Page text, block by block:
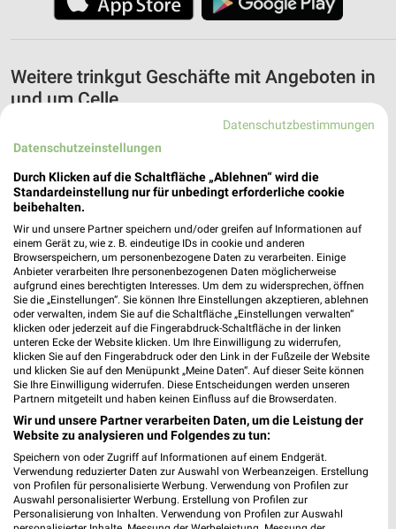
Weitere trinkgut Geschäfte mit Angeboten in
und um Celle
trinkgut Angebote in Hambühren
Hambühren, Deutschland
231,85 km
trinkgut Angebote in Lehrte
Lehrte, Deutschland
230,07 km
trinkgut Angebote in Hannover
Hannover, Deutschland
241,66 km
Datenschutzbestimmungen
Datenschutzeinstellungen
Durch Klicken auf die Schaltfläche „Ablehnen“ wird die
Standardeinstellung nur für unbedingt erforderliche cookie
beibehalten.
Wir und unsere Partner speichern und/oder greifen auf Informationen auf
einem Gerät zu, wie z. B. eindeutige IDs in cookie und anderen
Browserspeichern, um personenbezogene Daten zu verarbeiten. Einige
Anbieter verarbeiten Ihre personenbezogenen Daten möglicherweise
aufgrund eines berechtigten Interesses. Um dem zu widersprechen, öffnen
Sie die „Einstellungen“. Sie können Ihre Einstellungen akzeptieren, ablehnen
oder verwalten, indem Sie auf die Schaltfläche „Einstellungen verwalten“
klicken oder jederzeit auf die Fingerabdruck-Schaltfläche in der linken
unteren Ecke der Website klicken. Um Ihre Einwilligung zu widerrufen,
klicken Sie auf den Fingerabdruck oder den Link in der Fußzeile der Website
und klicken Sie auf den Menüpunkt „Meine Daten“. Auf dieser Seite können
Sie Ihre Einwilligung widerrufen. Diese Entscheidungen werden unseren
Partnern mitgeteilt und haben keinen Einfluss auf die Browserdaten.
Wir und unsere Partner verarbeiten Daten, um die Leistung der
Website zu analysieren und Folgendes zu tun:
Speichern von oder Zugriff auf Informationen auf einem Endgerät.
Verwendung reduzierter Daten zur Auswahl von Werbeanzeigen. Erstellung
von Profilen für personalisierte Werbung. Verwendung von Profilen zur
Auswahl personalisierter Werbung. Erstellung von Profilen zur
Personalisierung von Inhalten. Verwendung von Profilen zur Auswahl